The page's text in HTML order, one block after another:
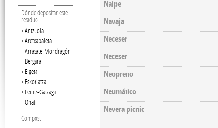
Naipe
Navaja
Neceser
Neceser
Neopreno
Neumático
Nevera picnic
Dónde depositar este
residuo
Antzuola
Aretxabaleta
Arrasate-Mondragón
Bergara
Elgeta
Eskoriatza
Leintz-Gatzaga
Oñati
Compost